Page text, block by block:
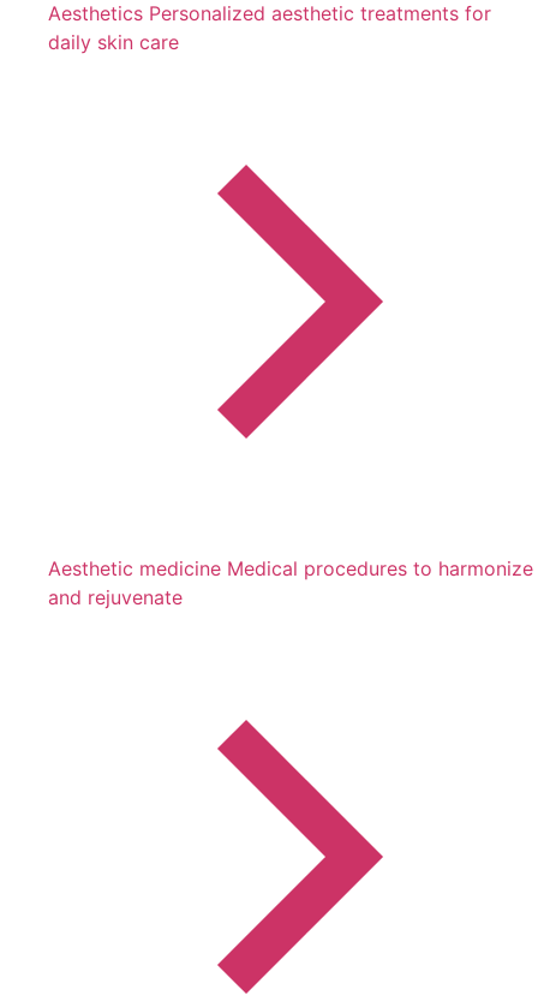
Aesthetics Personalized aesthetic treatments for
daily skin care
Aesthetic medicine Medical procedures to harmonize
and rejuvenate